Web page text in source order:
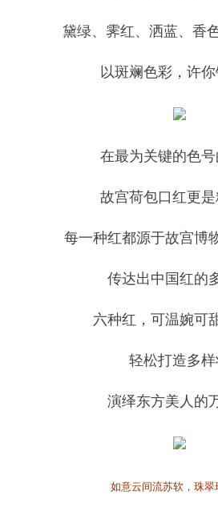
黛绿、霁红、洒蓝、香
以斑斓色彩，许你
在最为关键的色号
故宫荷包口红更是
每一种红都源于故宫博
传达出中国红的
六种红，可温婉可
轻松打造多样
演绎东方美人的
如意云间流苏软，珠翠